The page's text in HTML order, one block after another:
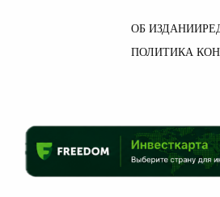
ОБ ИЗДАНИИ
ПОЛИТИКА